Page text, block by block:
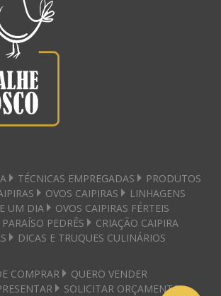
TÉCNICAS EMPREGADAS
PRODUTOS
OVOS CAIPIRAS
LINHAGENS
UM DIA
OVOS CAIPIRAS FÉRTEIS
PEDRÊS
CRIAÇÃO CAIPIRA
DICAS E TRUQUES CULINÁRIOS
COMPRAR
QUERO VENDER
SOLICITAR ORÇAMENTO